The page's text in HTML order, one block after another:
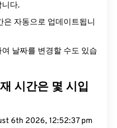
다.
은 자동으로 업데이트됩니
날짜를 변경할 수도 있습
시간은 몇 시입
6th 2026, 12:52:38 pm